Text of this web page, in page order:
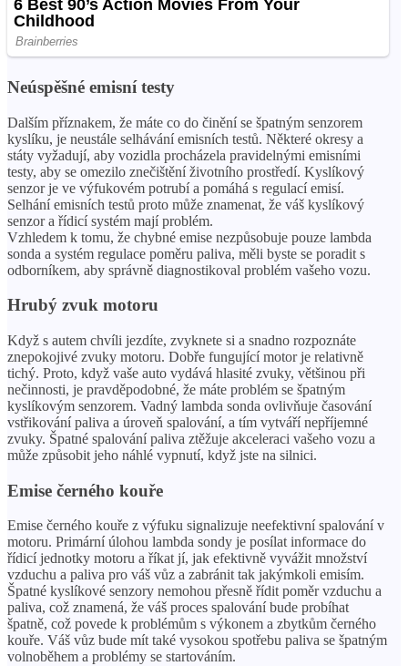
Neúspěšné emisní testy
Dalším příznakem, že máte co do činění se špatným senzorem
kyslíku, je neustále selhávání emisních testů. Některé okresy a
státy vyžadují, aby vozidla procházela pravidelnými emisními
testy, aby se omezilo znečištění životního prostředí. Kyslíkový
senzor je ve výfukovém potrubí a pomáhá s regulací emisí.
Selhání emisních testů proto může znamenat, že váš kyslíkový
senzor a řídicí systém mají problém.
Vzhledem k tomu, že chybné emise nezpůsobuje pouze lambda
sonda a systém regulace poměru paliva, měli byste se poradit s
odborníkem, aby správně diagnostikoval problém vašeho vozu.
Hrubý zvuk motoru
Když s autem chvíli jezdíte, zvyknete si a snadno rozpoznáte
znepokojivé zvuky motoru. Dobře fungující motor je relativně
tichý. Proto, když vaše auto vydává hlasité zvuky, většinou při
nečinnosti, je pravděpodobné, že máte problém se špatným
kyslíkovým senzorem. Vadný lambda sonda ovlivňuje časování
vstřikování paliva a úroveň spalování, a tím vytváří nepříjemné
zvuky. Špatné spalování paliva ztěžuje akceleraci vašeho vozu a
může způsobit jeho náhlé vypnutí, když jste na silnici.
Emise černého kouře
Emise černého kouře z výfuku signalizuje neefektivní spalování v
motoru. Primární úlohou lambda sondy je posílat informace do
řídicí jednotky motoru a říkat jí, jak efektivně vyvážit množství
vzduchu a paliva pro váš vůz a zabránit tak jakýmkoli emisím.
Špatné kyslíkové senzory nemohou přesně řídit poměr vzduchu a
paliva, což znamená, že váš proces spalování bude probíhat
špatně, což povede k problémům s výkonem a zbytkům černého
kouře. Váš vůz bude mít také vysokou spotřebu paliva se špatným
volnoběhem a problémy se startováním.